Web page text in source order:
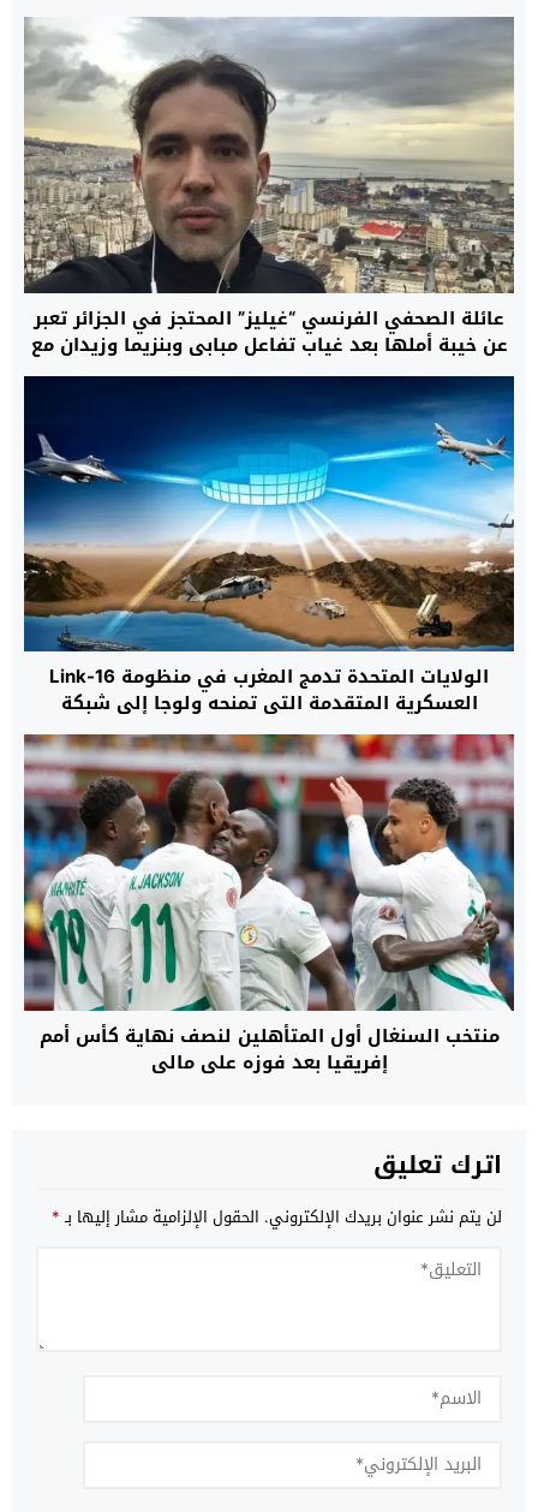
عائلة الصحفي الفرنسي “غيليز” المحتجز في الجزائر تعبر
عن خيبة أملها بعد غياب تفاعل مبابي وبنزيما وزيدان مع
مناشداتها وتدعو إلى تحرك أوسع لإنهاء معاناته
الولايات المتحدة تدمج المغرب في منظومة Link-16
العسكرية المتقدمة التي تمنحه ولوجا إلى شبكة
تكتيكية خاصة بحلفاء “الناتو”
منتخب السنغال أول المتأهلين لنصف نهاية كأس أمم
إفريقيا بعد فوزه على مالي
اترك تعليق
لن يتم نشر عنوان بريدك الإلكتروني. الحقول الإلزامية مشار إليها بـ*